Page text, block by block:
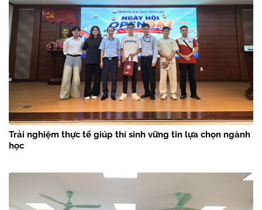
Trải nghiệm thực tế giúp thí sinh vững tin lựa chọn ngành
học